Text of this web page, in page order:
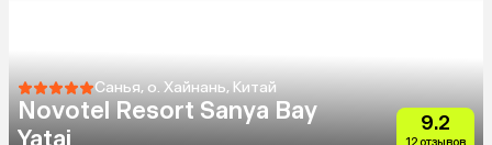
Санья, о. Хайнань, Китай
Novotel Resort Sanya Bay
Yatai
9.2